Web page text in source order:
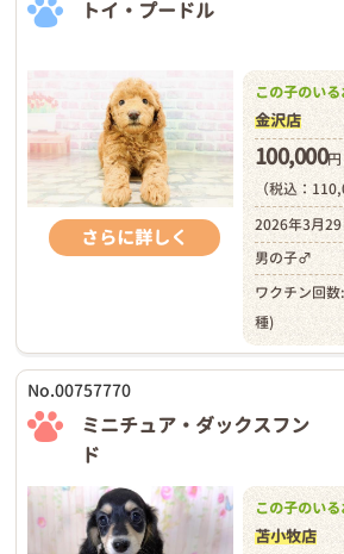
トイ・プードル
さらに詳しく
この子のい
金沢店
100,000円
（税込：
2026年3月
男の子♂
ワクチン回
種)
No.00757770
ミニチュア・ダックスフン
ド
この子のい
苫小牧店